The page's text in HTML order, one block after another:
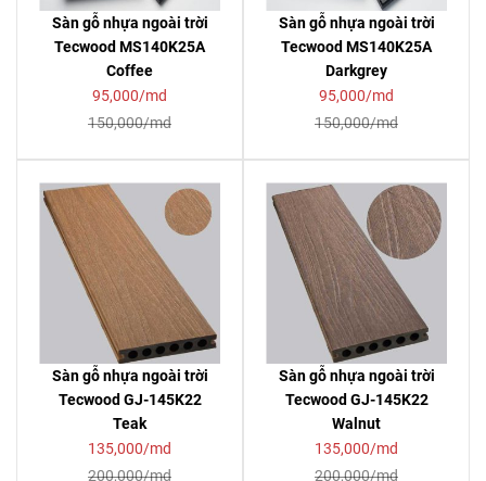
Sàn gỗ nhựa ngoài trời
Tecwood MS140K25A
Coffee
95,000/md
150,000/md
Sàn gỗ nhựa ngoài trời
Tecwood MS140K25A
Darkgrey
95,000/md
150,000/md
Sàn gỗ nhựa ngoài trời
Tecwood GJ-145K22
Teak
135,000/md
200,000/md
Sàn gỗ nhựa ngoài trời
Tecwood GJ-145K22
Walnut
135,000/md
200,000/md